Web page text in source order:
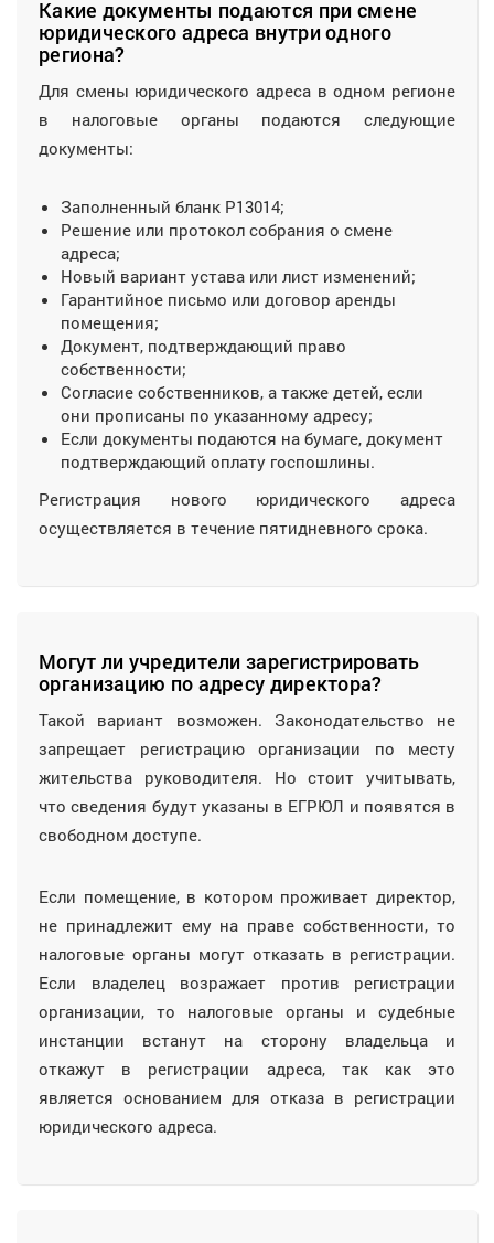
Какие документы подаются при смене
юридического адреса внутри одного
региона?
Для смены юридического адреса в одном регионе
в налоговые органы подаются следующие
документы:
Заполненный бланк Р13014;
Решение или протокол собрания о смене
адреса;
Новый вариант устава или лист изменений;
Гарантийное письмо или договор аренды
помещения;
Документ, подтверждающий право
собственности;
Согласие собственников, а также детей, если
они прописаны по указанному адресу;
Если документы подаются на бумаге, документ
подтверждающий оплату госпошлины.
Регистрация нового юридического адреса
осуществляется в течение пятидневного срока.
Могут ли учредители зарегистрировать
организацию по адресу директора?
Такой вариант возможен. Законодательство не
запрещает регистрацию организации по месту
жительства руководителя. Но стоит учитывать,
что сведения будут указаны в ЕГРЮЛ и появятся в
свободном доступе.
Если помещение, в котором проживает директор,
не принадлежит ему на праве собственности, то
налоговые органы могут отказать в регистрации.
Если владелец возражает против регистрации
организации, то налоговые органы и судебные
инстанции встанут на сторону владельца и
откажут в регистрации адреса, так как это
является основанием для отказа в регистрации
юридического адреса.